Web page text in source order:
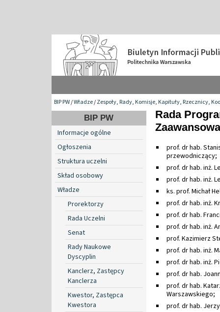
BIP PW/Władze/Zespoły, Rady, Komisje, Kapituły, Rzecznicy,
BIP PW
Informacje ogólne
Ogłoszenia
Struktura uczelni
Skład osobowy
Władze
Prorektorzy
Rada Uczelni
Senat
Rady Naukowe
Dyscyplin
Kanclerz, Zastępcy
Kanclerza
Kwestor, Zastępca
Kwestora
Rada
prof. dr hab.
przewodniczący;
prof. dr hab. inż.
prof. dr hab. inż.
ks. prof. Michał
prof. dr hab. inż.
prof. dr hab.
prof. dr hab. inż.
prof. Kazimierz
prof. dr hab. inż.
prof. dr hab. inż.
prof. dr hab.
prof. dr hab.
Warszawskiego;
prof. dr hab.